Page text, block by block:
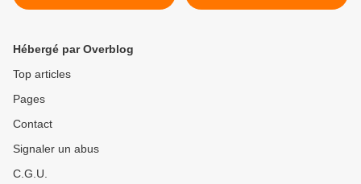
médium argent », par Claus
Karl Marx. Le chapitre I du
Hébergé par Overblog
Top articles
Pages
Contact
Signaler un abus
C.G.U.